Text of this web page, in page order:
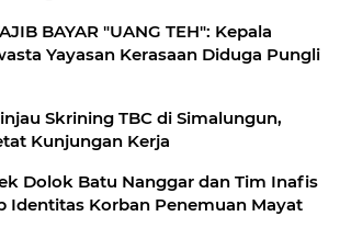
BAYAR "UANG TEH": Kepala
Yayasan Kerasaan Diduga Pungli
Skrining TBC di Simalungun,
Kunjungan Kerja
Dolok Batu Nanggar dan Tim Inafis
Identitas Korban Penemuan Mayat